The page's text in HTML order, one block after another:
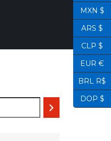
MXN $
ARS $
CLP $
EUR €
BRL R$
DOP $